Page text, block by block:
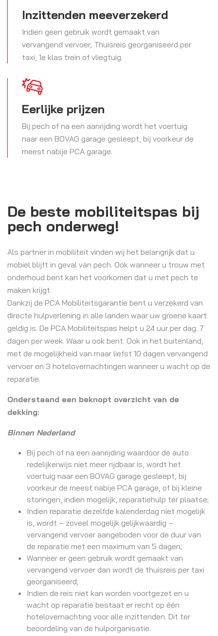
Inzittenden meeverzekerd
Indien geen gebruik wordt gemaakt van
vervangend vervoer; Thuisreis georganiseerd per
taxi, 1e klas trein of vliegtuig.
Eerlijke prijzen
Bij pech of na een aanrijding wordt het voertuig
naar een BOVAG garage gesleept, bij voorkeur de
meest nabije PCA garage.
De beste mobiliteitspas bij
pech onderweg!
Als partner in mobiliteit vinden wij het belangrijk dat u
mobiel blijft in geval van pech. Ook wanneer u trouw met
onderhoud bent kan het voorkomen dat u met pech te
maken krijgt.
Dankzij de PCA Mobiliteitsgarantie bent u verzekerd van
directe hulpverlening in alle landen waar uw groene kaart
geldig is. De PCA Mobiliteitspas helpt u 24 uur per dag. 7
dagen per week. Waar u ook bent. Ook in het buitenland,
met de mogelijkheid van maar liefst 10 dagen vervangend
vervoer en 3 hotelovernachtingen wanneer u wacht op de
reparatie.
Onderstaand een beknopt overzicht van de
dekking:
Binnen Nederland
Bij pech of na een aanrijding waardoor de auto
redelijkerwijs niet meer rijdbaar is, wordt het
voertuig naar een BOVAG garage gesleept, bij
voorkeur de meest nabije PCA garage, of bij kleine
storingen, indien mogelijk, reparatiehulp ter plaatse;
Indien reparatie dezelfde kalenderdag niet mogelijk
is, wordt – zoveel mogelijk gelijkwaardig –
vervangend vervoer aangeboden voor de duur van
de reparatie met een maximum van 5 dagen;
Wanneer er geen gebruik wordt gemaakt van
vervangend vervoer dan wordt de thuisreis per taxi
georganiseerd;
Indien de reis niet kan worden voortgezet en u
wacht op reparatie bestaat er recht op één
hotelovernachting voor alle inzittenden. Dit ter
beoordeling van de hulporganisatie.